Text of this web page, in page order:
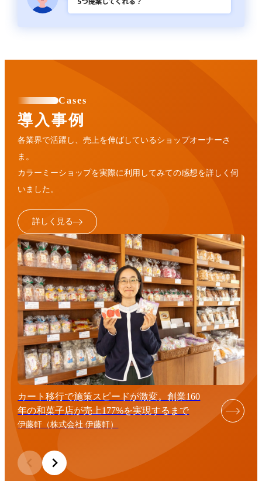
Cases
導入事例
各業界で活躍し、売上を伸ばしているショップオーナーさ
ま。
カラーミーショップを実際に利用してみての感想を詳しく伺
いました。
詳しく見る
カート移行で施策スピードが激変。創業160
年の和菓子店が売上177%を実現するまで
伊藤軒（株式会社 伊藤軒）